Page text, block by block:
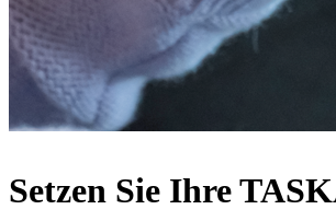
Setzen Sie Ihre